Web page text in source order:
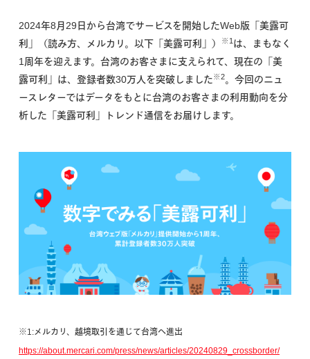
2024年8月29日から台湾でサービスを開始したWeb版「美露可
利」（読み方、メルカリ。以下「美露可利」）
※1 は、まもなく
1周年を迎えます。台湾のお客さまに支えられて、現在の「美
露可利」は、登録者数30万人を突破しました※2。今回のニュ
ースレターではデータをもとに台湾のお客さまの利用動向を分
析した「美露可利」トレンド通信をお届けします。
※1:メルカリ、越境取引を通じて台湾へ進出
https://about.mercari.com/press/news/articles/20240829_crossborder/